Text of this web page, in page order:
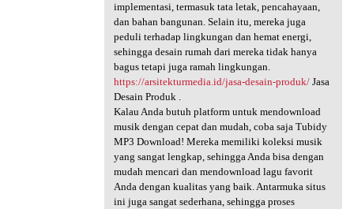
implementasi, termasuk tata letak, pencahayaan,
dan bahan bangunan. Selain itu, mereka juga
peduli terhadap lingkungan dan hemat energi,
sehingga desain rumah dari mereka tidak hanya
bagus tetapi juga ramah lingkungan.
https://arsitekturmedia.id/jasa-desain-produk/Jasa
Desain Produk .
Kalau Anda butuh platform untuk mendownload
musik dengan cepat dan mudah, coba saja Tubidy
MP3 Download! Mereka memiliki koleksi musik
yang sangat lengkap, sehingga Anda bisa dengan
mudah mencari dan mendownload lagu favorit
Anda dengan kualitas yang baik. Antarmuka situs
ini juga sangat sederhana, sehingga proses